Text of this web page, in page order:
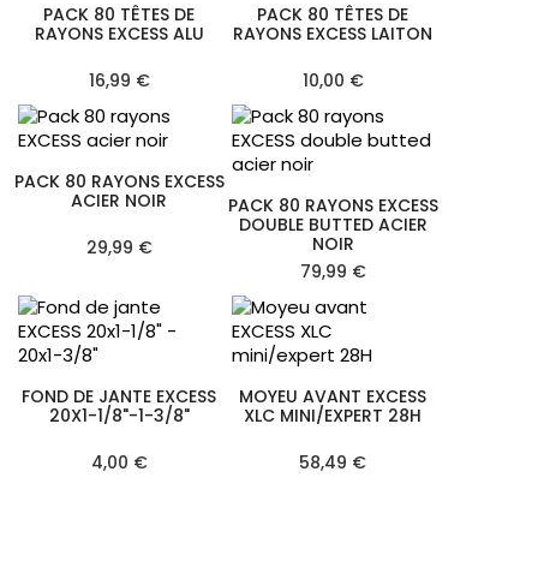
PACK 80 TÊTES DE
RAYONS EXCESS ALU
16,99 €
PACK 80 TÊTES DE
RAYONS EXCESS LAITON
10,00 €
PACK 80 RAYONS EXCESS
ACIER NOIR
29,99 €
PACK 80 RAYONS EXCESS
DOUBLE BUTTED ACIER
NOIR
79,99 €
FOND DE JANTE EXCESS
20X1-1/8"-1-3/8"
4,00 €
MOYEU AVANT EXCESS
XLC MINI/EXPERT 28H
58,49 €